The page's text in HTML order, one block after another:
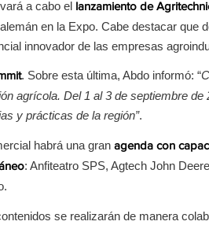
a cabo el lanzamiento de
en la Expo. Cabe destacar que
innovador de las empresas
. Sobre esta última, Abdo informó: “
agrícola. Del 1 al 3 de septiembre
y prácticas de la región”.
habrá una gran agenda con
: Anfiteatro SPS, Agtech John
se realizarán de manera